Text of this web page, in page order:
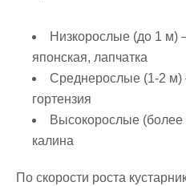
Низкорослые (до 1 м)
японская, лапчатка
Среднерослые (1-2 м)
гортензия
Высокорослые
калина
По скорости роста